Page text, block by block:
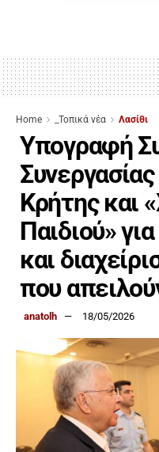
Home _Τοπικά νέα Λασίθι
Υπογραφή
Κρήτης και
Παιδιού»
και
που
anatolh 18/05/2026